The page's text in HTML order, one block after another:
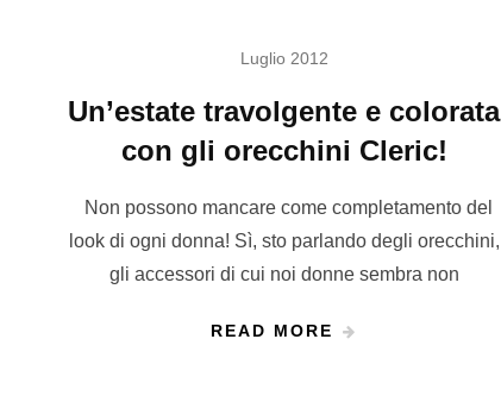
Luglio 2012
Un’estate travolgente e colorata
con gli orecchini Cleric!
Non possono mancare come completamento del
look di ogni donna! Sì, sto parlando degli orecchini,
gli accessori di cui noi donne sembra non
READ MORE